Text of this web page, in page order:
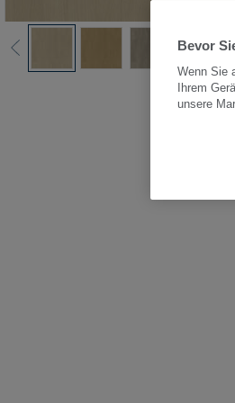
Alle
Bevor
Wenn Sie
Ihrem
unsere